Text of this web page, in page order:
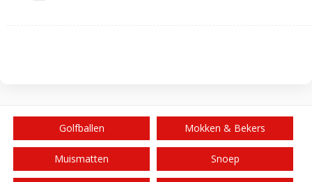
Golfballen Mokken & Bekers
Muismatten Snoep